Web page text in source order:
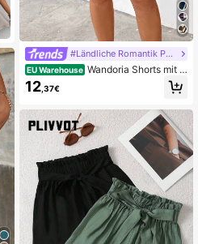
#Ländliche Romantik Prints
EU Warehouse Wandoria Shorts mit A
ll Over Print Knoten vorn
12 ,37€